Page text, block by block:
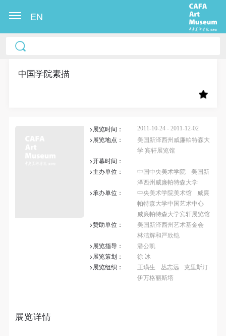
EN
中国学院素描
>展览时间： 2011-10-24 - 2011-12-02
>展览地点：
美国新泽西州威廉帕特森大
学 宾轩展览馆
>开幕时间：
>主办单位：
中国中央美术学院
美国新
泽西州威廉帕特森大学
>承办单位：
中央美术学院美术馆
威廉
帕特森大学中国艺术中心
威廉帕特森大学宾轩展览馆
>赞助单位：
美国新泽西州艺术基金会
林洁辉和严欣铠
>展览指导：
潘公凯
>展览策划：
徐 冰
>展览组织：
王璜生 丛志远
克里斯汀·
伊万格丽斯塔
展览详情
中央美术学院美术馆出版授权协议书
称“CAFAM”），愿意将本人参与中央美术学院美术馆
动）的涉及本人的图像、照片、文字、著作、活动成
作发表、出版。中央美术学院可以以电子、网络及其
它数字媒体形式公开出版，并同意编入《中国知识资
源总库》《中央美术学院资料库》《中央美术学院美
术馆资料库》等相关资料、文献、档案机构和平台，
在中央美术学院中使用和在互联网上传播，同意按相
中央美术学院美术馆活动安全免责协议书
本次活动公平公正、自愿参加与退出、风险与责任自
负的原则。但活动有风险，参加者应有必要的风险意
律、法规，必须遵循道德和社会公德规范，并应该具
中央美术学院美术馆出版授权协议书
称“CAFAM”），愿意将本人参与中央美术学院美术馆
动）的涉及本人的图像、照片、文字、著作、活动成
作发表、出版。中央美术学院可以以电子、网络及其
它数字媒体形式公开出版，并同意编入《中国知识资
源总库》《中央美术学院资料库》《中央美术学院美
术馆资料库》等相关资料、文献、档案机构和平台，
在中央美术学院中使用和在互联网上传播，同意按相
中央美术学院美术馆活动安全免责协议书
本次活动公平公正、自愿参加与退出、风险与责任自
负的原则。但活动有风险，参加者应有必要的风险意
律、法规，必须遵循道德和社会公德规范，并应该具
中央美术学院美术馆出版授权协议书
称“CAFAM”），愿意将本人参与中央美术学院美术馆
动）的涉及本人的图像、照片、文字、著作、活动成
作发表、出版。中央美术学院可以以电子、网络及其
它数字媒体形式公开出版，并同意编入《中国知识资
源总库》《中央美术学院资料库》《中央美术学院美
术馆资料库》等相关资料、文献、档案机构和平台，
在中央美术学院中使用和在互联网上传播，同意按相
中央美术学院美术馆活动安全免责协议书
本次活动公平公正、自愿参加与退出、风险与责任自
负的原则。但活动有风险，参加者应有必要的风险意
律、法规，必须遵循道德和社会公德规范，并应该具